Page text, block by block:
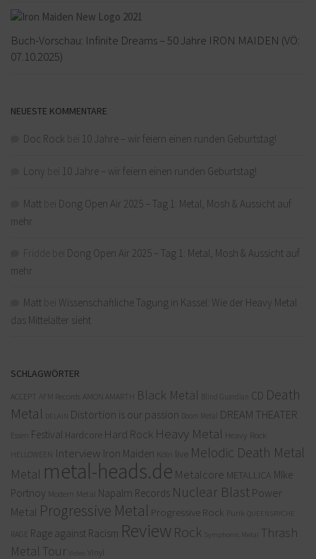
Buch-Vorschau: Infinite Dreams – 50 Jahre IRON MAIDEN (VÖ:
07.10.2025)
NEUESTE KOMMENTARE
Doc Rock 10 Jahre – wir feiern einen runden Geburtstag!
Lony 10 Jahre – wir feiern einen runden Geburtstag!
Matt
Dong Open Air 2025 – Tag 1: Metal, Mosh & Aussicht auf
mehr
Dong Open Air 2025 – Tag 1: Metal, Mosh & Aussicht auf
mehr
Matt
Wissenschaftliche Tagung in Kassel: Wie der Heavy Metal
das Mittelalter sieht
SCHLAGWÖRTER
ACCEPT AFM Records AMON AMARTH Black Metal Blind Guardian CD Death
Metal
DELAIN Distortion is our passion Doom Metal DREAM THEATER
Essen Festival Hardcore Hard Rock Heavy Metal Heavy Rock
HELLOWEEN Interview Iron Maiden Köln live Melodic Death Metal
Metal metal-heads.de Metalcore METALLICA MIke
Portnoy Modern Metal Napalm Records Nuclear Blast Power
Metal Progressive Metal Progressive Rock Punk QUEENSRYCHE
RAGE Rage against Racism Review Rock Symphonic Metal
Thrash
Metal Tour Video Vinyl